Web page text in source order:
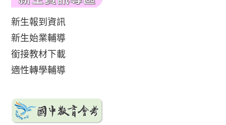
新生報到資訊
新生始業輔導
銜接教材下載
適性轉學輔導